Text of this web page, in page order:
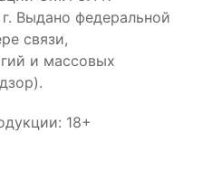
Выдано федеральной
связи,
и массовых
18+